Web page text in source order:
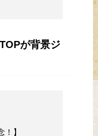
が背景ジ
！】